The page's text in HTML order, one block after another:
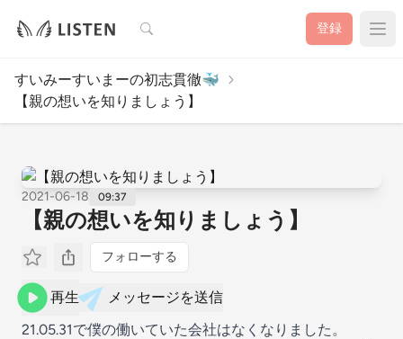
検索 登録
すいみーすいまーの初志貫徹🐳
【親の想いを知りましょう】
2021-06-18 09:37
【親の想いを知りましょう】
フォローする
再生
メッセージを送信
21.05.31で僕の働いていた会社はなくなりました。